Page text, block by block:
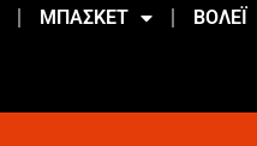
ΜΠΑΣΚΕΤ ΒΟΛΕΪ